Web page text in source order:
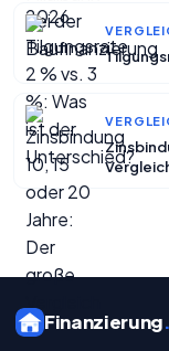
Finanzierung